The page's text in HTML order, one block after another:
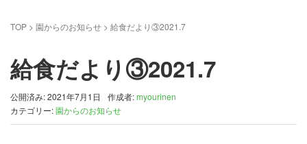
TOP > 園からのお知らせ > 給食だより③2021.7
給食だより③2021.7
公開済み: 2021年7月1日 作成者:myourinen
カテゴリー:園からのお知らせ